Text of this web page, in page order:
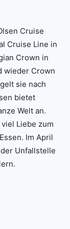
Cruise
Cruise Line in
Crown in
wieder Crown
sie nach
bietet
Welt an.
Liebe zum
Im April
Unfallstelle